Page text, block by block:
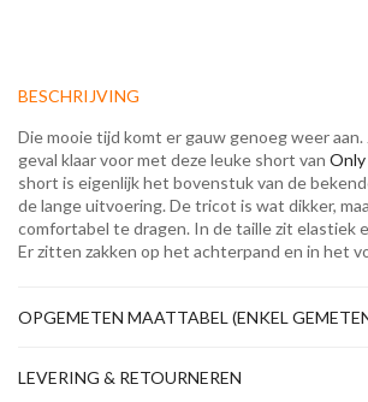
BESCHRIJVING
Die mooie tijd komt er gauw genoeg weer
geval klaar voor met deze leuke short van Only
short is eigenlijk het bovenstuk van de
de lange uitvoering. De tricot is wat dikker,
comfortabel te dragen. In de taille zit elastiek
Er zitten zakken op het achterpand en in het
OPGEMETEN MAATTABEL (ENKEL
LEVERING & RETOURNEREN